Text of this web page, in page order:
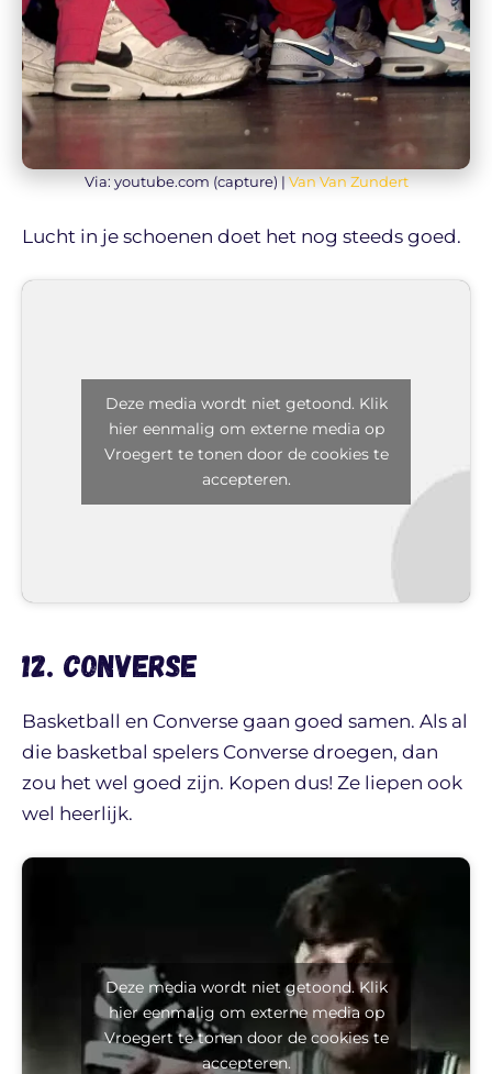
Via: youtube.com (capture) | Van Van Zundert
Lucht in je schoenen doet het nog steeds goed.
Deze media wordt niet getoond. Klik
hier eenmalig om externe media op
Vroegert te tonen door de cookies te
accepteren.
12. Converse
Basketball en Converse gaan goed samen. Als al
die basketbal spelers Converse droegen, dan
zou het wel goed zijn. Kopen dus! Ze liepen ook
wel heerlijk.
Deze media wordt niet getoond. Klik
hier eenmalig om externe media op
Vroegert te tonen door de cookies te
accepteren.